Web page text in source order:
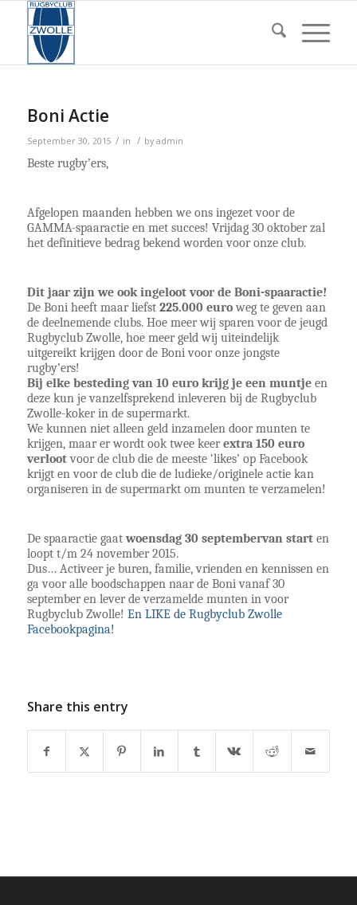
Boni Actie
September 30, 2015 / in / by admin
Beste rugby’ers,
Afgelopen maanden hebben we ons ingezet voor de
GAMMA-spaaractie en met succes! Vrijdag 30 oktober zal
het definitieve bedrag bekend worden voor onze club.
Dit jaar zijn we ook ingeloot voor de Boni-spaaractie!
De Boni heeft maar liefst 225.000 euro weg te geven aan
de deelnemende clubs. Hoe meer wij sparen voor de jeugd
Rugbyclub Zwolle, hoe meer geld wij uiteindelijk
uitgereikt krijgen door de Boni voor onze jongste
rugby’ers!
Bij elke besteding van 10 euro krijg je een muntje en
deze kun je vanzelfsprekend inleveren bij de Rugbyclub
Zwolle-koker in de supermarkt.
We kunnen niet alleen geld inzamelen door munten te
krijgen, maar er wordt ook twee keer extra 150 euro
verloot voor de club die de meeste ‘likes’ op Facebook
krijgt en voor de club die de ludieke/originele actie kan
organiseren in de supermarkt om munten te verzamelen!
De spaaractie gaat woensdag 30 septembervan start en
loopt t/m 24 november 2015.
Dus… Activeer je buren, familie, vrienden en kennissen en
ga voor alle boodschappen naar de Boni vanaf 30
september en lever de verzamelde munten in voor
Rugbyclub Zwolle! En LIKE de Rugbyclub Zwolle
Facebookpagina!
Share this entry